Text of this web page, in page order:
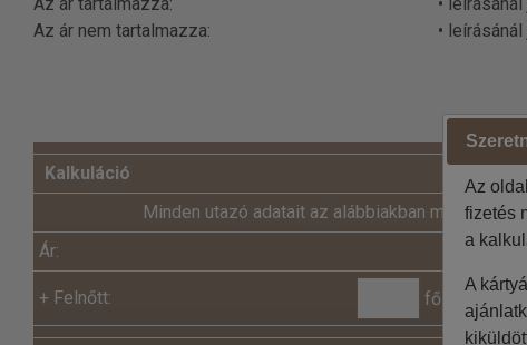
Az ár tartalmazza:
•
Az ár nem tartalmazza:
•
Kalkuláció
Minden utazó adatait az alábbiakban megadni
Ár:
+ Felnőtt: fő x
Az
fizetés
a
A